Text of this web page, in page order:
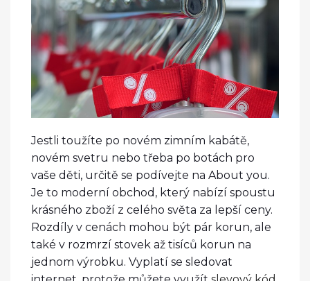
Jestli toužíte po novém zimním kabátě,
novém svetru nebo třeba po botách pro
vaše děti, určitě se podívejte na About you.
Je to moderní obchod, který nabízí spoustu
krásného zboží z celého světa za lepší ceny.
Rozdíly v cenách mohou být pár korun, ale
také v rozmrzí stovek až tisíců korun na
jednom výrobku. Vyplatí se sledovat